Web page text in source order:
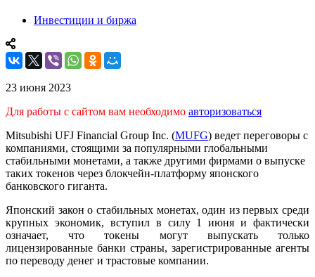
Инвестиции и биржа
23 июня 2023
Для работы с сайтом вам необходимо авторизоваться
Mitsubishi UFJ Financial Group Inc. (MUFG) ведет переговоры с
компаниями, стоящими за популярными глобальными
стабильными монетами, а также другими фирмами о выпуске
таких токенов через блокчейн-платформу японского
банковского гиганта.
Японский закон о стабильных монетах, один из первых среди
крупных экономик, вступил в силу 1 июня и фактически
означает, что токены могут выпускать только
лицензированные банки страны, зарегистрированные агенты
по переводу денег и трастовые компании.